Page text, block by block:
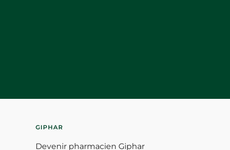
GIPHAR
Devenir pharmacien Giphar